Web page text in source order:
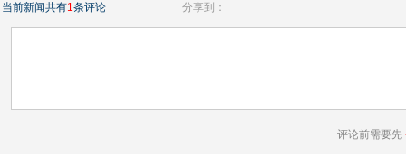
当前新闻共有1条评论 分享到：
评论前需要先